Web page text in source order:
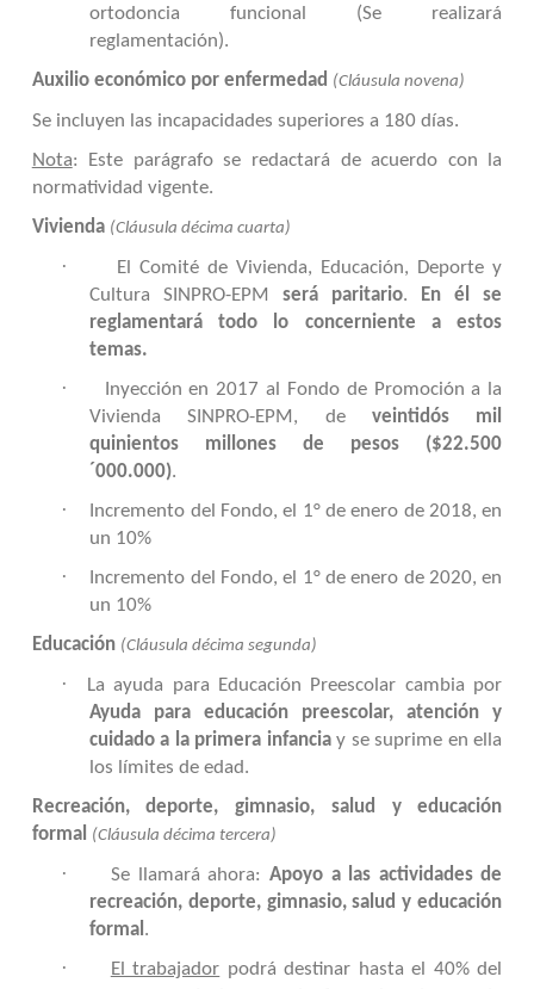
ortodoncia funcional (Se realizará
reglamentación).
Auxilio económico por enfermedad (Cláusula novena)
Se incluyen las incapacidades superiores a 180 días.
Nota: Este parágrafo se redactará de acuerdo con la
normatividad vigente.
Vivienda (Cláusula décima cuarta)
·
El Comité de Vivienda, Educación, Deporte y
Cultura SINPRO-EPM será paritario.
En él se
reglamentará todo lo concerniente a estos
temas.
·
Inyección en 2017 al Fondo de Promoción a la
Vivienda SINPRO-EPM, de veintidós mil
quinientos millones de pesos ($22.500
´000.000).
·
Incremento del Fondo, el 1° de enero de 2018, en
un 10%
·
Incremento del Fondo, el 1° de enero de 2020, en
un 10%
Educación (Cláusula décima segunda)
·
La ayuda para Educación Preescolar cambia por
Ayuda para educación preescolar, atención y
cuidado a la primera infanciay se suprime en ella
los límites de edad.
Recreación, deporte, gimnasio, salud y educación
formal (Cláusula décima tercera)
· Se llamará ahora:Apoyo a las actividades de
recreación, deporte, gimnasio, salud y educación
formal .
· El trabajador podrá destinar hasta el 40% del